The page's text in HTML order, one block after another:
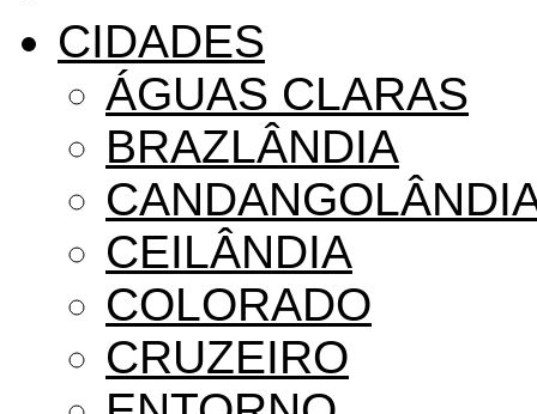
CIDADES
ÁGUAS CLARAS
BRAZLÂNDIA
CEILÂNDIA
COLORADO
CRUZEIRO